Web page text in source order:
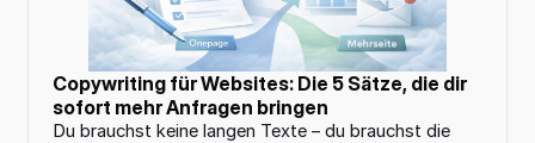
Copywriting für Websites: Die 5 Sätze, die dir
sofort mehr Anfragen bringen
Du brauchst keine langen Texte – du brauchst die